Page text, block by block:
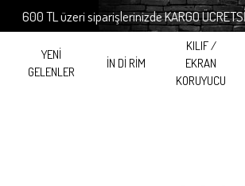
600 TL üzeri siparişlerinizde KARGO ÜCRETSİZ
YENİ
GELENLER
İN Dİ RİM
KILIF /
EKRAN
KORUYUCU